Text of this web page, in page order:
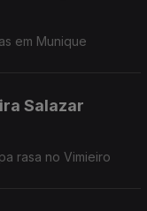
em Munique
Salazar
rasa no Vimieiro